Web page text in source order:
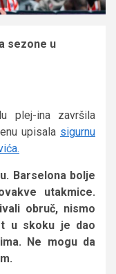
sezone u
plej-ina završila
upisala sigurnu
Barselona bolje
utakmice.
obruč, nismo
u skoku je dao
Ne mogu da